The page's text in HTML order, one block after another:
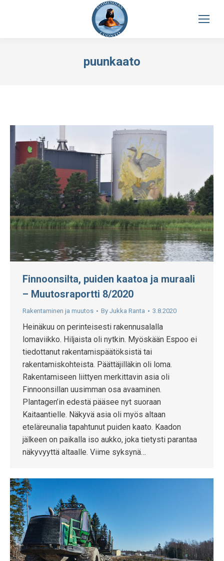
puunkaato
Finnoonsilta, puiden kaatoa ja muraali
– Muutosraportti 8/2020
Rakentaminen ja muutos By Jukka Ranta 3.8.2020
Heinäkuu on perinteisesti rakennusalalla
lomaviikko. Hiljaista oli nytkin. Myöskään Espoo ei
tiedottanut rakentamispäätöksistä tai
rakentamiskohteista. Päättäjilläkin oli loma.
Rakentamiseen liittyen merkittavin asia oli
Finnoonsillan uusimman osa avaaminen.
Plantagen’in edestä pääsee nyt suoraan
Kaitaantielle. Näkyvä asia oli myös altaan
eteläreunalia tapahtunut puiden kaato. Kaadon
jälkeen on paikalla iso aukko, joka tietysti parantaa
näkyvyyttä altaalle. Viime syksynä…